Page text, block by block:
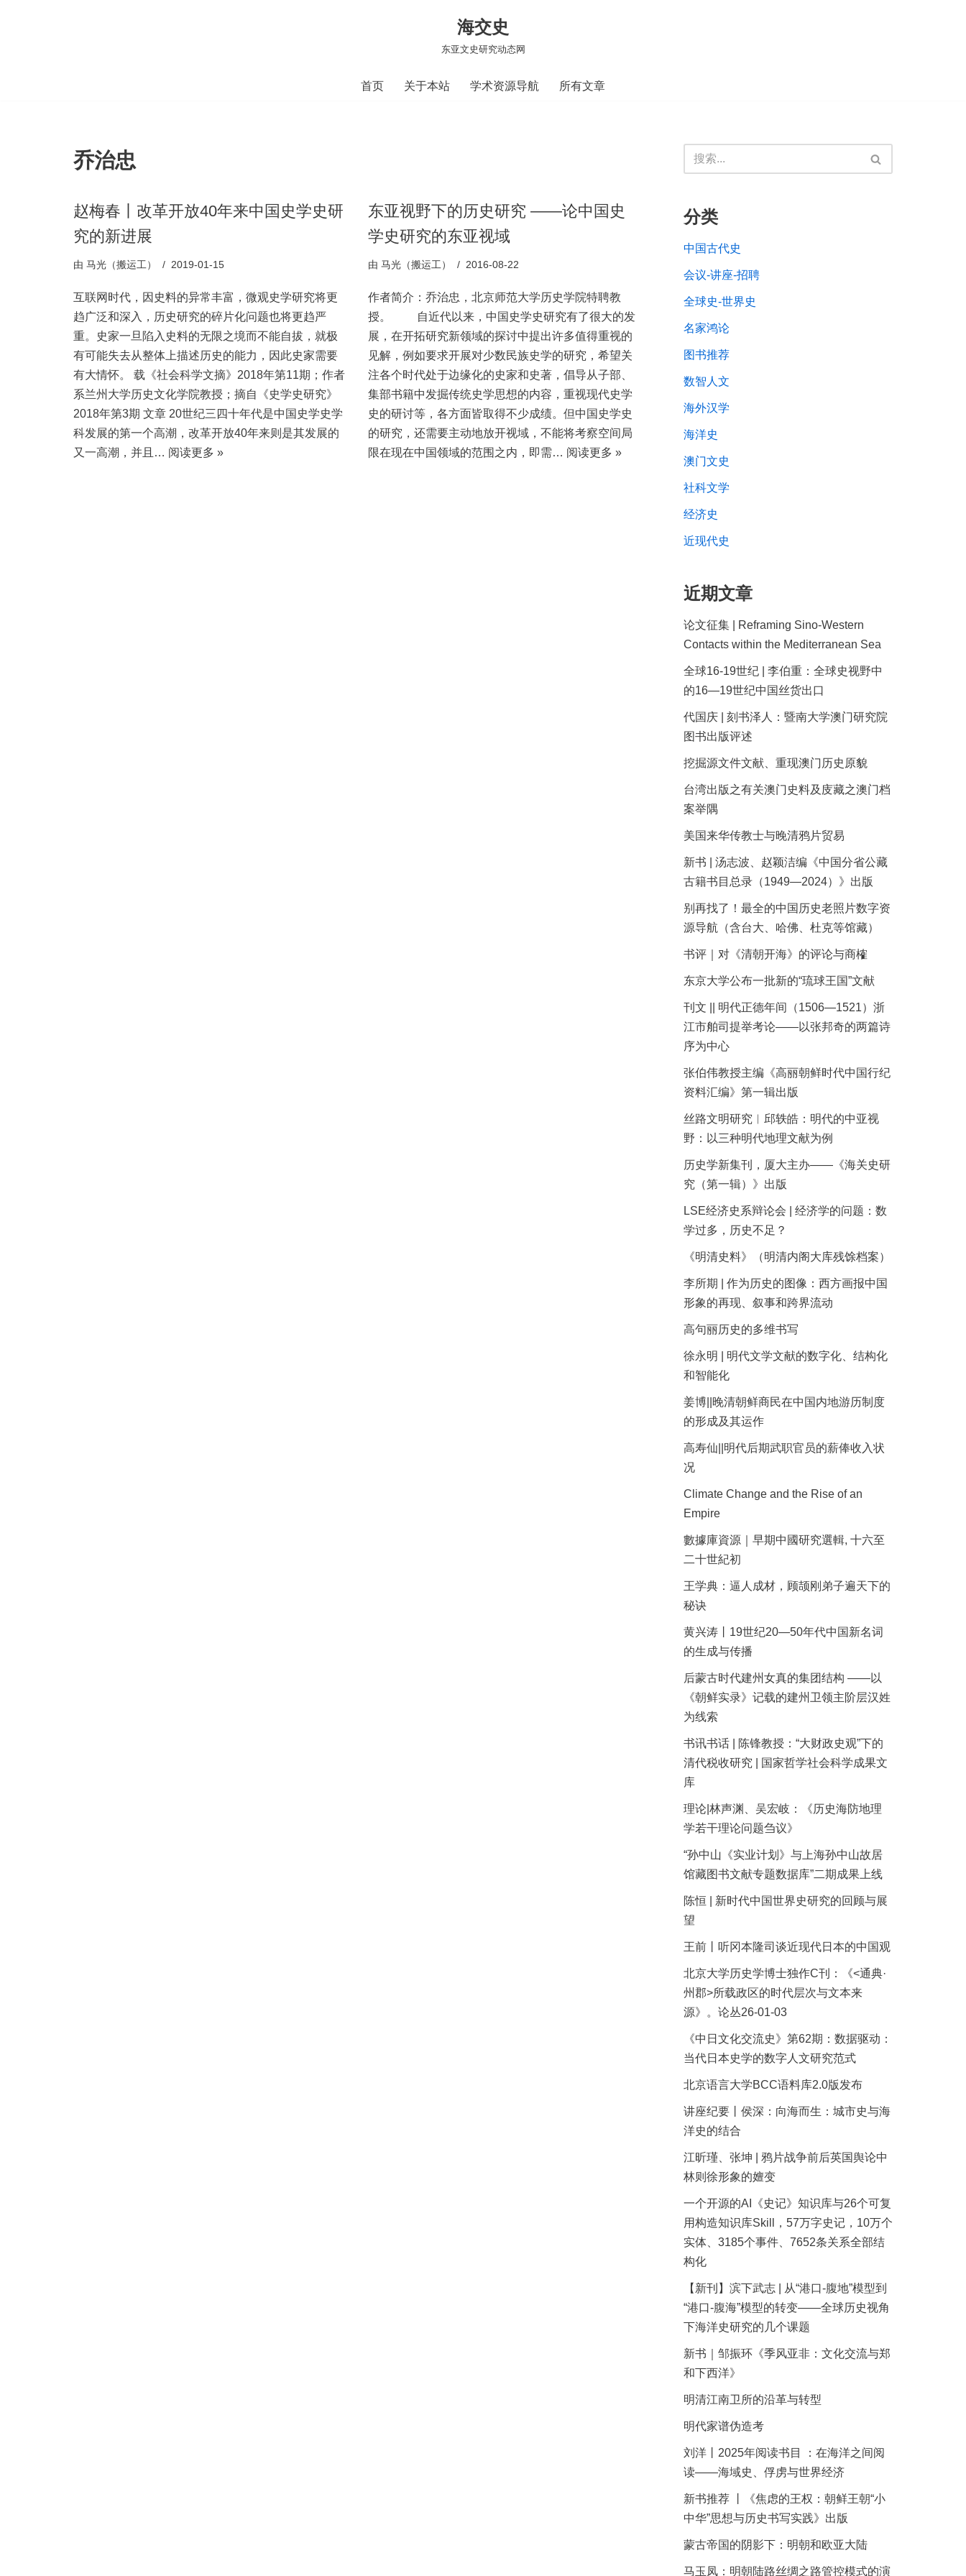
海交史
东亚文史研究动态网
首页 关于本站 学术资源导航 所有文章
乔治忠
赵梅春丨改革开放40年来中国史学史研
究的新进展
由 马光（搬运工） 2019-01-15
互联网时代，因史料的异常丰富，微观史学研究将更
趋广泛和深入，历史研究的碎片化问题也将更趋严
重。史家一旦陷入史料的无限之境而不能自拔，就极
有可能失去从整体上描述历史的能力，因此史家需要
有大情怀。 载《社会科学文摘》2018年第11期；作者
系兰州大学历史文化学院教授；摘自《史学史研究》
2018年第3期 文章 20世纪三四十年代是中国史学史学
科发展的第一个高潮，改革开放40年来则是其发展的
又一高潮，并且… 阅读更多 »
东亚视野下的历史研究 ——论中国史
学史研究的东亚视域
由 马光（搬运工） 2016-08-22
作者简介：乔治忠，北京师范大学历史学院特聘教
授。 自近代以来，中国史学史研究有了很大的发
展，在开拓研究新领域的探讨中提出许多值得重视的
见解，例如要求开展对少数民族史学的研究，希望关
注各个时代处于边缘化的史家和史著，倡导从子部、
集部书籍中发掘传统史学思想的内容，重视现代史学
史的研讨等，各方面皆取得不少成绩。但中国史学史
的研究，还需要主动地放开视域，不能将考察空间局
限在现在中国领域的范围之内，即需… 阅读更多 »
分类
中国古代史
会议-讲座-招聘
全球史-世界史
名家鸿论
图书推荐
数智人文
海外汉学
海洋史
澳门文史
社科文学
经济史
近现代史
近期文章
论文征集 | Reframing Sino-Western
Contacts within the Mediterranean Sea
全球16-19世纪 | 李伯重：全球史视野中
的16—19世纪中国丝货出口
代国庆 | 刻书泽人：暨南大学澳门研究院
图书出版评述
挖掘源文件文献、重现澳门历史原貌
台湾出版之有关澳门史料及庋藏之澳门档
案举隅
美国来华传教士与晚清鸦片贸易
新书 | 汤志波、赵颖洁编《中国分省公藏
古籍书目总录（1949—2024）》出版
别再找了！最全的中国历史老照片数字资
源导航（含台大、哈佛、杜克等馆藏）
书评｜对《清朝开海》的评论与商榷
东京大学公布一批新的“琉球王国”文献
刊文 || 明代正德年间（1506—1521）浙
江市舶司提举考论——以张邦奇的两篇诗
序为中心
张伯伟教授主编《高丽朝鲜时代中国行纪
资料汇编》第一辑出版
丝路文明研究︱邱轶皓：明代的中亚视
野：以三种明代地理文献为例
历史学新集刊，厦大主办——《海关史研
究（第一辑）》出版
LSE经济史系辩论会 | 经济学的问题：数
学过多，历史不足？
《明清史料》（明清内阁大库残馀档案）
李所期 | 作为历史的图像：西方画报中国
形象的再现、叙事和跨界流动
高句丽历史的多维书写
徐永明 | 明代文学文献的数字化、结构化
和智能化
姜博||晚清朝鲜商民在中国内地游历制度
的形成及其运作
高寿仙||明代后期武职官员的薪俸收入状
况
Climate Change and the Rise of an
Empire
數據庫資源｜早期中國研究選輯, 十六至
二十世紀初
王学典：逼人成材，顾颉刚弟子遍天下的
秘诀
黄兴涛丨19世纪20—50年代中国新名词
的生成与传播
后蒙古时代建州女真的集团结构 ——以
《朝鲜实录》记载的建州卫领主阶层汉姓
为线索
书讯书话 | 陈锋教授：“大财政史观”下的
清代税收研究 | 国家哲学社会科学成果文
库
理论|林声渊、吴宏岐：《历史海防地理
学若干理论问题刍议》
“孙中山《实业计划》与上海孙中山故居
馆藏图书文献专题数据库”二期成果上线
陈恒 | 新时代中国世界史研究的回顾与展
望
王前丨听冈本隆司谈近现代日本的中国观
北京大学历史学博士独作C刊：《<通典·
州郡>所载政区的时代层次与文本来
源》。论丛26-01-03
《中日文化交流史》第62期：数据驱动：
当代日本史学的数字人文研究范式
北京语言大学BCC语料库2.0版发布
讲座纪要丨侯深：向海而生：城市史与海
洋史的结合
江昕瑾、张坤 | 鸦片战争前后英国舆论中
林则徐形象的嬗变
一个开源的AI《史记》知识库与26个可复
用构造知识库Skill，57万字史记，10万个
实体、3185个事件、7652条关系全部结
构化
【新刊】滨下武志 | 从“港口-腹地”模型到
“港口-腹海”模型的转变——全球历史视角
下海洋史研究的几个课题
新书｜邹振环《季风亚非：文化交流与郑
和下西洋》
明清江南卫所的沿革与转型
明代家谱伪造考
刘洋丨2025年阅读书目 ：在海洋之间阅
读——海域史、俘虏与世界经济
新书推荐 丨《焦虑的王权：朝鲜王朝“小
中华”思想与历史书写实践》出版
蒙古帝国的阴影下：明朝和欧亚大陆
马玉凤：明朝陆路丝绸之路管控模式的演